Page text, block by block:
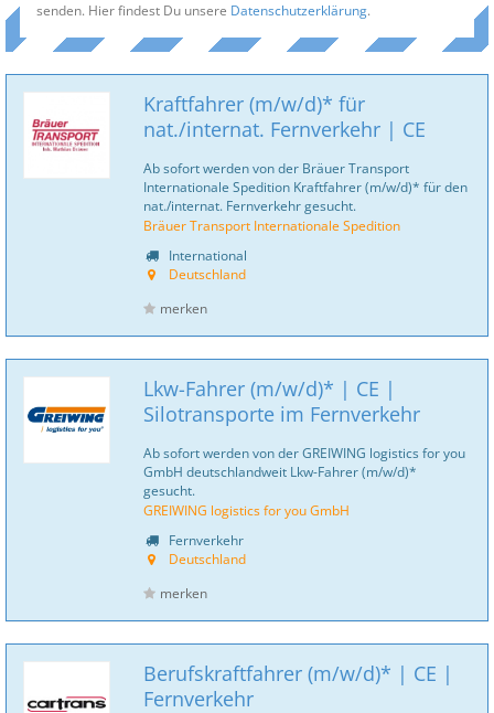
senden. Hier findest Du unsere Datenschutzerklärung.
Kraftfahrer (m/w/d)* für
nat./internat. Fernverkehr | CE
Ab sofort werden von der Bräuer Transport
Internationale Spedition Kraftfahrer (m/w/d)* für den
nat./internat. Fernverkehr gesucht.
Bräuer Transport Internationale Spedition
International
Deutschland
merken
Lkw-Fahrer (m/w/d)* | CE |
Silotransporte im Fernverkehr
Ab sofort werden von der GREIWING logistics for you
GmbH deutschlandweit Lkw-Fahrer (m/w/d)*
gesucht.
GREIWING logistics for you GmbH
Fernverkehr
Deutschland
merken
Berufskraftfahrer (m/w/d)* | CE |
Fernverkehr